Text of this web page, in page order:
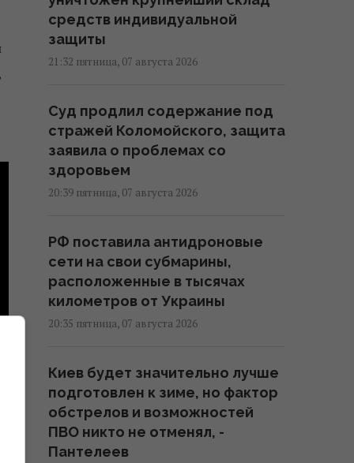
средств индивидуальной
защиты
21:32 пятница, 07 августа 2026
Суд продлил содержание под
стражей Коломойского, защита
заявила о проблемах со
здоровьем
20:39 пятница, 07 августа 2026
РФ поставила антидроновые
сети на свои субмарины,
расположенные в тысячах
километров от Украины
20:35 пятница, 07 августа 2026
Киев будет значительно лучше
подготовлен к зиме, но фактор
обстрелов и возможностей
ПВО никто не отменял, -
Пантелеев